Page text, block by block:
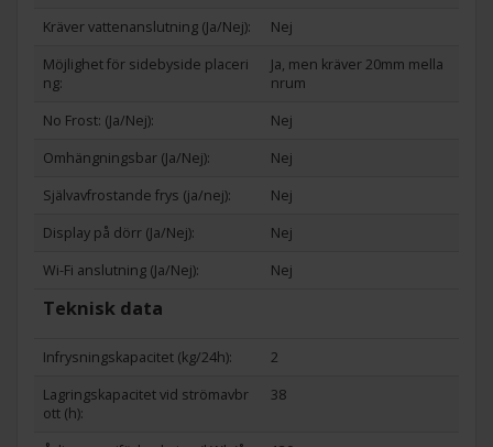
Kräver vattenanslutning (Ja/Nej):
Nej
Möjlighet för sidebyside placeri
ng:
Ja, men kräver 20mm mella
nrum
No Frost: (Ja/Nej):
Nej
Omhängningsbar (Ja/Nej):
Nej
Självavfrostande frys (ja/nej):
Nej
Display på dörr (Ja/Nej):
Nej
Wi-Fi anslutning (Ja/Nej):
Nej
Teknisk data
Infrysningskapacitet (kg/24h):
2
Lagringskapacitet vid strömavbr
ott (h):
38